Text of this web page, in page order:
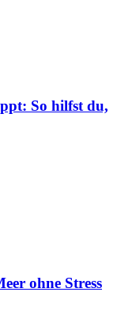
So hilfst du,
ohne Stress